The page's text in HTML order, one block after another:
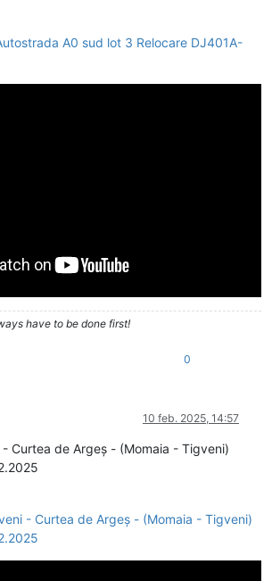
A0 sud lot 3 Relocare DJ401A-
have to be done first!
0
10 feb. 2025, 14:57
Curtea de Argeș - (Momaia - Tigveni)
- Curtea de Argeș - (Momaia - Tigveni)